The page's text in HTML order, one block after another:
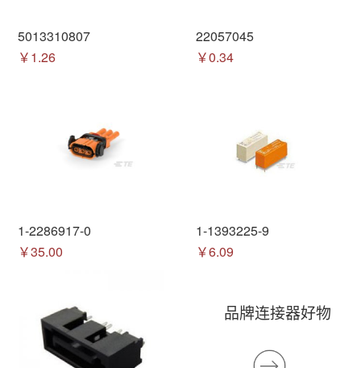
5013310807
￥1.26
22057045
￥0.34
1-2286917-0
￥35.00
1-1393225-9
￥6.09
品牌连接器好物